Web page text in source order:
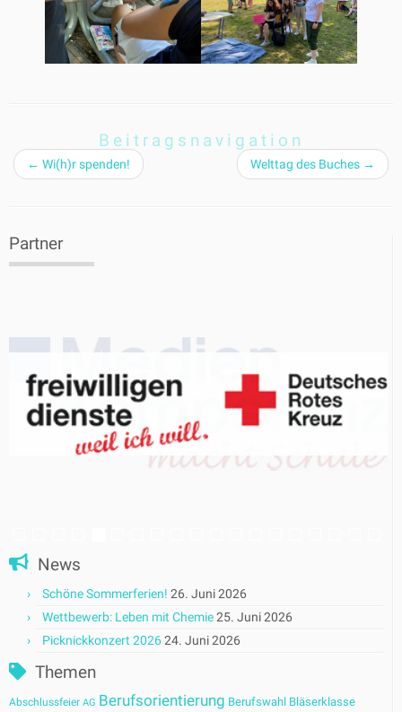
Beitragsnavigation
← Wi(h)r spenden! Welttag des Buches →
Partner
News
Schöne Sommerferien! 26. Juni 2026
Wettbewerb: Leben mit Chemie25. Juni 2026
Picknickkonzert 202624. Juni 2026
Themen
Abschlussfeier AG Berufsorientierung Berufswahl Bläserklasse